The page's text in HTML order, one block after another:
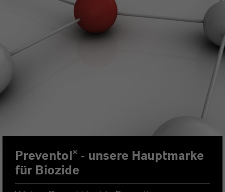
Preventol® - unsere Hauptmarke
für Biozide